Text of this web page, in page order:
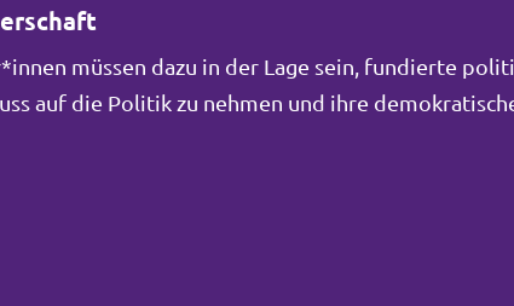
müssen dazu in der Lage sein, fundierte
auf die Politik zu nehmen und ihre